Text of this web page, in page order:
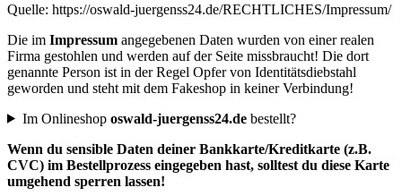
Quelle: https://oswald-juergenss24.de/RECHTLICHES/Impressum/
Die im Impressum angegebenen Daten wurden von einer realen
Firma gestohlen und werden auf der Seite missbraucht! Die dort
genannte Person ist in der Regel Opfer von Identitätsdiebstahl
geworden und steht mit dem Fakeshop in keiner Verbindung!
Im Onlineshoposwald-juergenss24.debestellt?
Wenn du sensible Daten deiner Bankkarte/Kreditkarte (z.B.
CVC) im Bestellprozess eingegeben hast, solltest du diese Karte
umgehend sperren lassen!